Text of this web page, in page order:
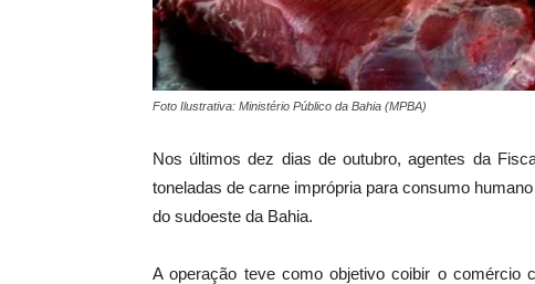
Foto Ilustrativa: Ministério Público da Bahia (MPBA)
Nos últimos dez dias de outubro, agentes da
toneladas de carne imprópria para consumo
do sudoeste da Bahia.
A operação teve como objetivo coibir o comércio